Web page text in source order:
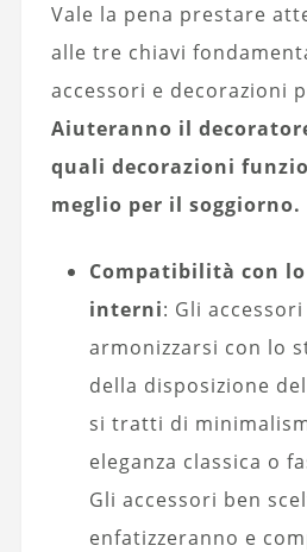
Vale la pena prestare
alle tre chiavi
accessori e decorazioni
Aiuteranno il
quali decorazioni
meglio per il soggiorno.
Compatibilità con
interni: Gli
armonizzarsi con lo
della disposizione
si tratti di
eleganza classica o
Gli accessori ben
enfatizzeranno e